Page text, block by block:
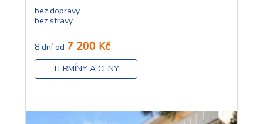
bez dopravy
bez stravy
8 dní od 7 200 Kč
TERMÍNY A CENY